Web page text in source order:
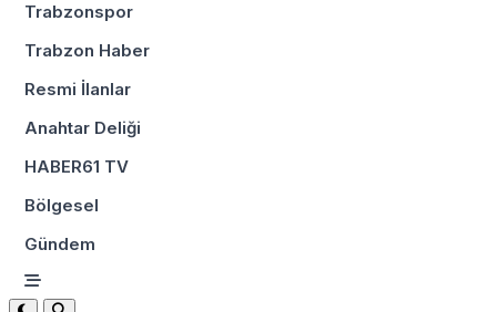
Trabzonspor
Trabzon Haber
Resmi İlanlar
Anahtar Deliği
HABER61 TV
Bölgesel
Gündem